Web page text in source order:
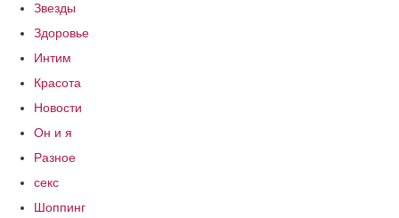
Звезды
Здоровье
Интим
Красота
Новости
Он и я
Разное
секс
Шоппинг